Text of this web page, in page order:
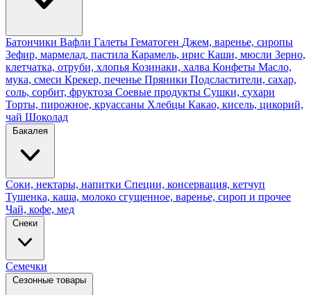
Батончики Вафли Галеты Гематоген Джем, варенье, сиропы
Зефир, мармелад, пастила Карамель, ирис Каши, мюсли Зерно,
клетчатка, отруби, хлопья Козинаки, халва Конфеты Масло,
мука, смеси Крекер, печенье Пряники Подсластители, сахар,
соль, сорбит, фруктоза Соевые продукты Сушки, сухари
Торты, пирожное, круассаны Хлебцы Какао, кисель, цикорий,
чай Шоколад
Бакалея
Соки, нектары, напитки Специи, консервация, кетчуп
Тушенка, каша, молоко сгущенное, варенье, сироп и прочее
Чай, кофе, мед
Снеки
Семечки
Сезонные товары